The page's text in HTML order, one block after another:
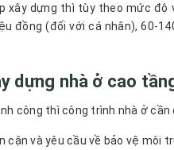
xây dựng thì tùy theo mức
đồng (đối với cá nhân), 60-
dựng nhà ở cao
công thì công trình nhà ở
và yêu cầu về bảo vệ môi